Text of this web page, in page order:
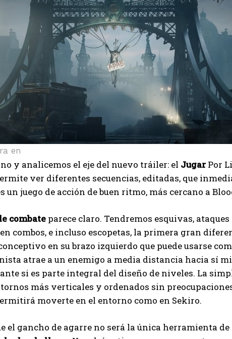
en
y analicemos el eje del nuevo tráiler: el JugarPor
ver diferentes secuencias, editadas, que
un juego de acción de buen ritmo, más cercano a
combate parece claro. Tendremos esquivas,
combos, e incluso escopetas, la primera gran
en su brazo izquierdo que puede usarse
atrae a un enemigo a media distancia hacia sí
si es parte integral del diseño de niveles. La
más verticales y ordenados sin
moverte en el entorno como en Sekiro.
el gancho de agarre no será la única herramienta